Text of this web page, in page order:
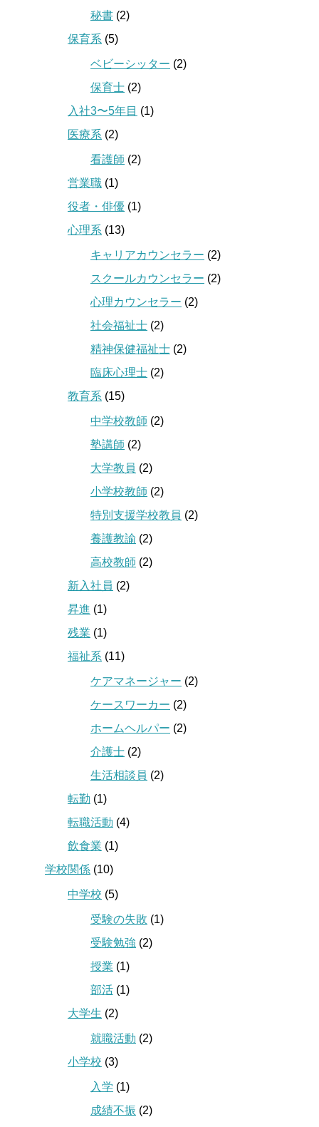
秘書 (2)
保育系 (5)
ベビーシッター (2)
保育士 (2)
入社3〜5年目 (1)
医療系 (2)
看護師 (2)
営業職 (1)
役者・俳優 (1)
心理系 (13)
キャリアカウンセラー (2)
スクールカウンセラー (2)
心理カウンセラー (2)
社会福祉士 (2)
精神保健福祉士 (2)
臨床心理士 (2)
教育系 (15)
中学校教師 (2)
塾講師 (2)
大学教員 (2)
小学校教師 (2)
特別支援学校教員 (2)
養護教諭 (2)
高校教師 (2)
新入社員 (2)
昇進 (1)
残業 (1)
福祉系 (11)
ケアマネージャー (2)
ケースワーカー (2)
ホームヘルパー (2)
介護士 (2)
生活相談員 (2)
転勤 (1)
転職活動 (4)
飲食業 (1)
学校関係 (10)
中学校 (5)
受験の失敗 (1)
受験勉強 (2)
授業 (1)
部活 (1)
大学生 (2)
就職活動 (2)
小学校 (3)
入学 (1)
成績不振 (2)